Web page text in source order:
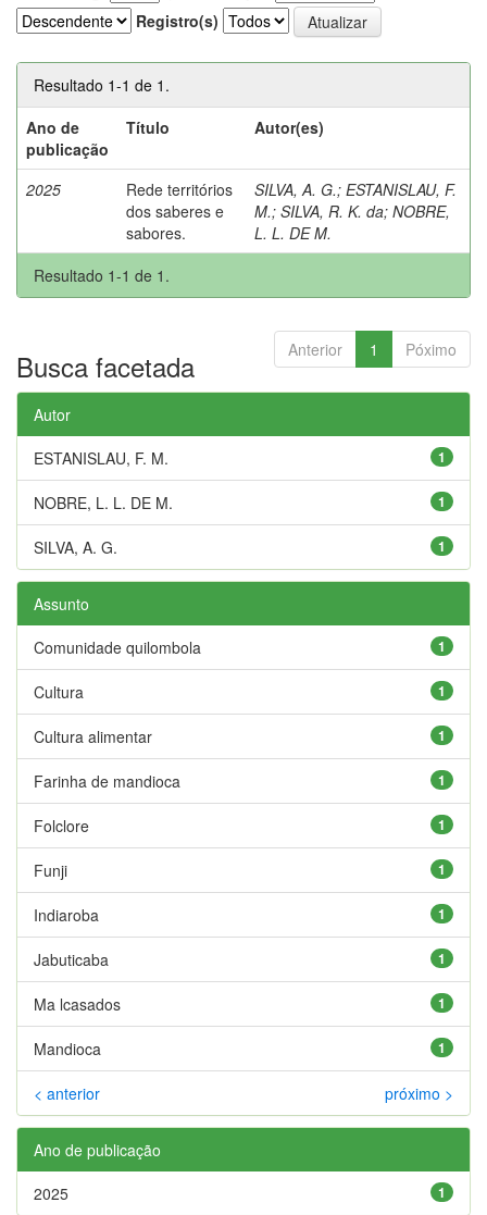
Registro(s)
Resultado 1-1 de 1.
Ano de
publicação
Título Autor(es)
2025
Rede territórios
dos saberes e
sabores.
SILVA, A. G.; ESTANISLAU, F.
M.; SILVA, R. K. da; NOBRE,
L. L. DE M.
Resultado 1-1 de 1.
Anterior 1 Póximo
Busca facetada
Autor
1
ESTANISLAU, F. M.
1
NOBRE, L. L. DE M.
1
SILVA, A. G.
Assunto
1
Comunidade quilombola
1
Cultura
1
Cultura alimentar
1
Farinha de mandioca
1
Folclore
1
Funji
1
Indiaroba
1
Jabuticaba
1
Ma lcasados
1
Mandioca
< anterior próximo >
Ano de publicação
1
2025